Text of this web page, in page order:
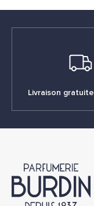
Livraison gratuite